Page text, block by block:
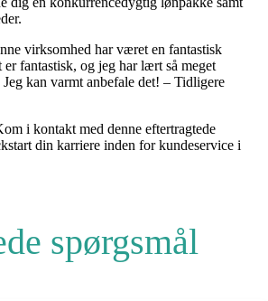
virksomhed har været en fantastisk
er fantastisk, og jeg har lært så meget
kan varmt anbefale det! – Tidligere
i kontakt med denne eftertragtede
din karriere inden for kundeservice i
spørgsmål